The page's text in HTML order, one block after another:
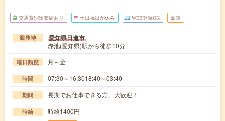
交通費別途支給あり 土日祝日が休み WEB登録OK 派遣
勤務地 愛知県日進市
赤池(愛知県)駅から徒歩10分
曜日頻度 月～金
時間 07:30～16:3018:40～03:40
期間 長期でお仕事できる方、大歓迎！
時給 時給1400円